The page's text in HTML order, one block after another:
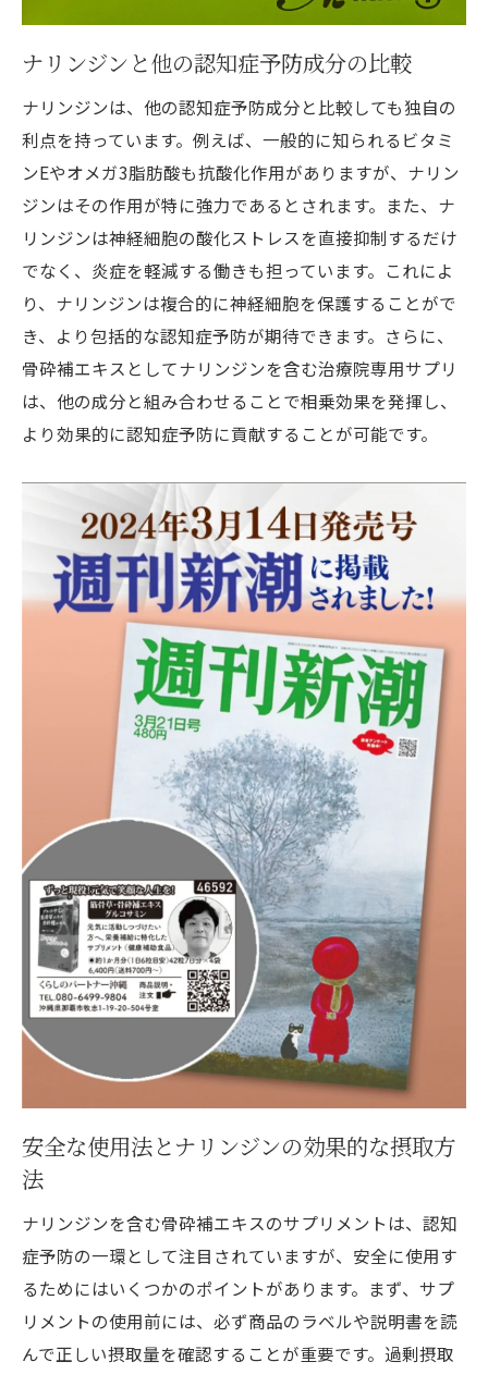
ナリンジンと他の認知症予防成分の比較
ナリンジンは、他の認知症予防成分と比較しても独自の
利点を持っています。例えば、一般的に知られるビタミ
ンEやオメガ3脂肪酸も抗酸化作用がありますが、ナリン
ジンはその作用が特に強力であるとされます。また、ナ
リンジンは神経細胞の酸化ストレスを直接抑制するだけ
でなく、炎症を軽減する働きも担っています。これによ
り、ナリンジンは複合的に神経細胞を保護することがで
き、より包括的な認知症予防が期待できます。さらに、
骨砕補エキスとしてナリンジンを含む治療院専用サプリ
は、他の成分と組み合わせることで相乗効果を発揮し、
より効果的に認知症予防に貢献することが可能です。
安全な使用法とナリンジンの効果的な摂取方
法
ナリンジンを含む骨砕補エキスのサプリメントは、認知
症予防の一環として注目されていますが、安全に使用す
るためにはいくつかのポイントがあります。まず、サプ
リメントの使用前には、必ず商品のラベルや説明書を読
んで正しい摂取量を確認することが重要です。過剰摂取